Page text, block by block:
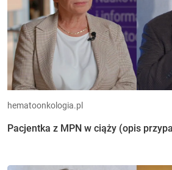
hematoonkologia.pl
Pacjentka z MPN w ciąży (opis